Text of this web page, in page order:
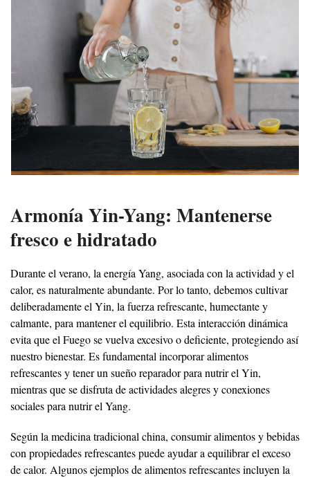
Armonía Yin-Yang: Mantenerse
fresco e hidratado
Durante el verano, la energía Yang, asociada con la actividad y el
calor, es naturalmente abundante. Por lo tanto, debemos cultivar
deliberadamente el Yin, la fuerza refrescante, humectante y
calmante, para mantener el equilibrio. Esta interacción dinámica
evita que el Fuego se vuelva excesivo o deficiente, protegiendo así
nuestro bienestar. Es fundamental incorporar alimentos
refrescantes y tener un sueño reparador para nutrir el Yin,
mientras que se disfruta de actividades alegres y conexiones
sociales para nutrir el Yang.
Según la medicina tradicional china, consumir alimentos y bebidas
con propiedades refrescantes puede ayudar a equilibrar el exceso
de calor. Algunos ejemplos de alimentos refrescantes incluyen la